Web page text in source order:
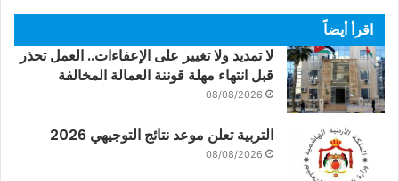
اقرأ أيضاً
لا تمديد ولا تغيير على الإعفاءات.. العمل تحذر
قبل انتهاء مهلة قوننة العمالة المخالفة
08/08/2026
التربية تعلن موعد نتائج التوجيهي 2026
08/08/2026